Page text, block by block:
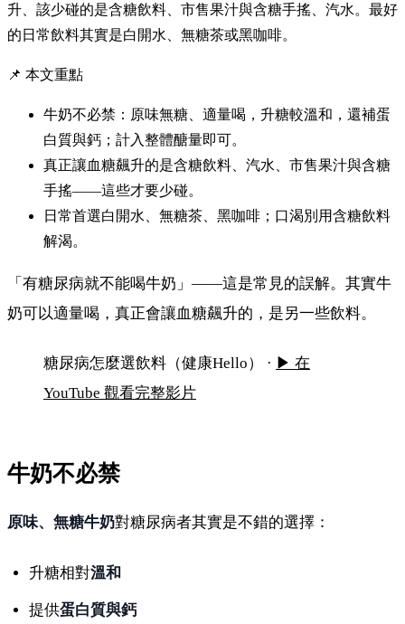
升、該少碰的是含糖飲料、市售果汁與含糖手搖、汽水。最好
的日常飲料其實是白開水、無糖茶或黑咖啡。
📌 本文重點
牛奶不必禁：原味無糖、適量喝，升糖較溫和，還補蛋
白質與鈣；計入整體醣量即可。
真正讓血糖飆升的是含糖飲料、汽水、市售果汁與含糖
手搖——這些才要少碰。
日常首選白開水、無糖茶、黑咖啡；口渴別用含糖飲料
解渴。
「有糖尿病就不能喝牛奶」——這是常見的誤解。其實牛
奶可以適量喝，真正會讓血糖飆升的，是另一些飲料。
糖尿病不能喝牛奶？真正該少碰的是這些飲料
糖尿病怎麼選飲料（健康Hello） · ▶ 在
YouTube 觀看完整影片
牛奶不必禁
原味、無糖牛奶對糖尿病者其實是不錯的選擇：
升糖相對溫和
提供蛋白質與鈣